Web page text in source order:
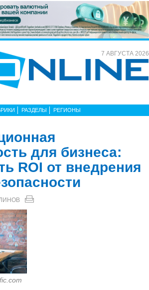
7 АВГУСТА 2026
РАЗДЕЛЫ РЕГИОНЫ
для бизнеса:
ROI от внедрения